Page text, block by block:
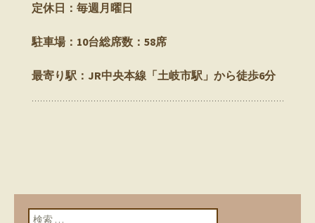
定休日：毎週月曜日
駐車場：10台総席数：58席
最寄り駅：JR中央本線「土岐市駅」から徒歩6分
検索: